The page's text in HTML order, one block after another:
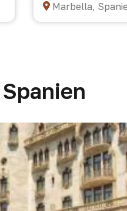
Marbella,